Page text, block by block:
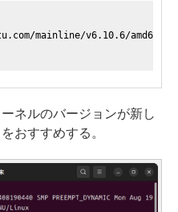
mainline/v6.10.6/amd64/
ネルのバージョンが新し
おすすめする。